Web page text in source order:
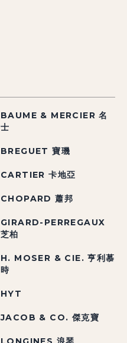
BAUME & MERCIER 名
士
BREGUET 寶璣
CARTIER 卡地亞
CHOPARD 蕭邦
GIRARD-PERREGAUX
芝柏
H. MOSER & CIE. 亨利慕
時
HYT
JACOB & CO. 傑克寶